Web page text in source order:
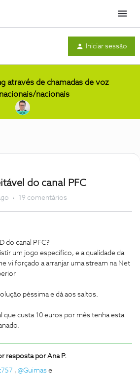
Menu
Iniciar sessão
através de chamadas de voz
nacionais
do canal PFC
19 comentários
do canal PFC?
um jogo específico, e a qualidade da
vi forçado a arranjar uma stream na Net
péssima e dá aos saltos.
que custa 10 euros por mês tenha esta
resposta porAna P.
, @Guimas e